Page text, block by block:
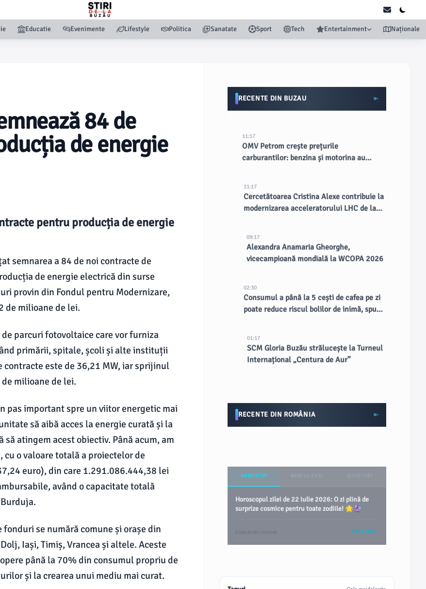
Educatie Evenimente Lifestyle Politica Sanatate Sport Tech Entertainment Naționale
84 de
de energie
pentru producția de energie
semnarea a 84 de noi contracte de
de energie electrică din surse
provin din Fondul pentru Modernizare,
de milioane de lei.
parcuri fotovoltaice care vor furniza
primării, spitale, școli și alte instituții
este de 36,21 MW, iar sprijinul
milioane de lei.
pas important spre un viitor energetic mai
să aibă acces la energie curată și la
atingem acest obiectiv. Până acum, am
o valoare totală a proiectelor de
euro), din care 1.291.086.444,38 lei
având o capacitate totală
se numără comune și orașe din
Iași, Timiș, Vrancea și altele. Aceste
până la 70% din consumul propriu de
și la crearea unui mediu mai curat.
RECENTE DIN BUZAU
11:17
OMV Petrom crește prețurile
carburantilor: benzina și motorina au
11:17
Cercetătoarea Cristina Alexe contribuie la
modernizarea acceleratorului LHC de la
09:17
Alexandra Anamaria Gheorghe,
vicecampioană mondială la WCOPA 2026
02:30
Consumul a până la 5 cești de cafea pe zi
poate reduce riscul bolilor de inimă, spun
01:17
SCM Gloria Buzău strălucește la Turneul
Internațional „Centura de Aur”
RECENTE DIN ROMÂNIA
HOROSCOP
Horoscopul zilei de 22 iulie 2026: O zi plină de
surprize cosmice pentru toate zodiile! 🌟🔮
2 săptămâni în urmă VEZI TOT